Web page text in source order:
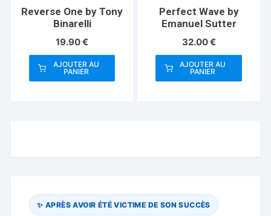
Reverse One by Tony
Binarelli
19.90€
AJOUTER AU
PANIER
Perfect Wave by
Emanuel Sutter
32.00€
AJOUTER AU
PANIER
✨ APRÈS AVOIR ÉTÉ VICTIME DE SON SUCCÈS